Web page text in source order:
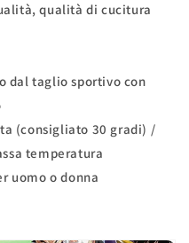
qualità di cucitura
dal taglio sportivo con
(consigliato 30 gradi) /
temperatura
uomo o donna